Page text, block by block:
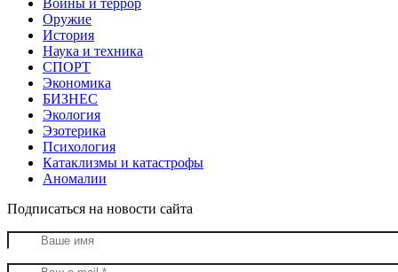
Оружие
История
Наука и техника
СПОРТ
Экономика
БИЗНЕС
Экология
Эзотерика
Психология
Катаклизмы и катастрофы
Аномалии
Подписаться на новости сайта